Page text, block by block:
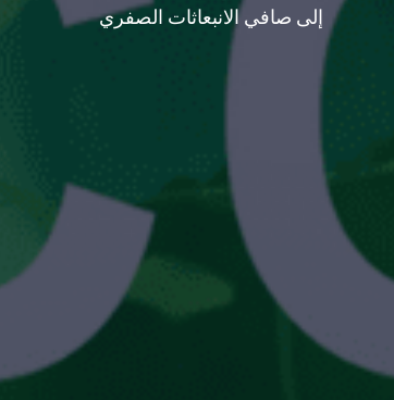
إلى صافي الانبعاثات الصفري